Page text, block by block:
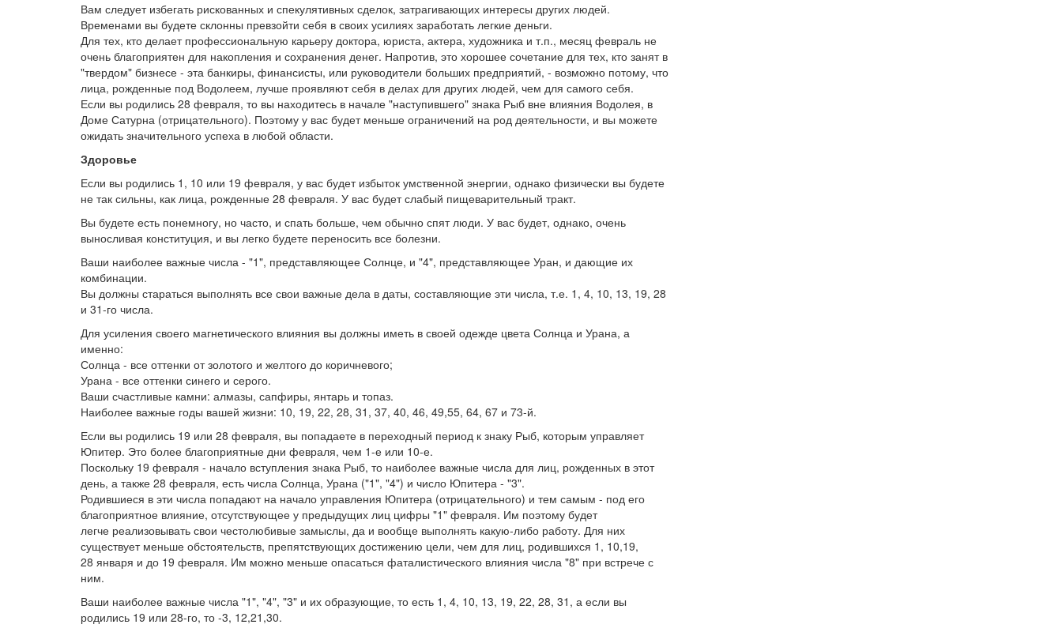
Вам следует избегать рискованных и спекулятивных сделок, затрагивающих интересы других людей.
Временами вы будете склонны превзойти себя в своих усилиях заработать легкие деньги.
Для тех, кто делает профессиональную карьеру доктора, юриста, актера, художника и т.п., месяц февраль не
очень благоприятен для накопления и сохранения денег. Напротив, это хорошее сочетание для тех, кто занят в
"твердом" бизнесе - эта банкиры, финансисты, или руководители больших предприятий, - возможно потому, что
лица, рожденные под Водолеем, лучше проявляют себя в делах для других людей, чем для самого себя.
Если вы родились 28 февраля, то вы находитесь в начале "наступившего" знака Рыб вне влияния Водолея, в
Доме Сатурна (отрицательного). Поэтому у вас будет меньше ограничений на род деятельности, и вы можете
ожидать значительного успеха в любой области.
Здоровье
Если вы родились 1, 10 или 19 февраля, у вас будет избыток умственной энергии, однако физически вы будете
не так сильны, как лица, рожденные 28 февраля. У вас будет слабый пищеварительный тракт.
Вы будете есть понемногу, но часто, и спать больше, чем обычно спят люди. У вас будет, однако, очень
выносливая конституция, и вы легко будете переносить все болезни.
Ваши наиболее важные числа - "1", представляющее Солнце, и "4", представляющее Уран, и дающие их
комбинации.
Вы должны стараться выполнять все свои важные дела в даты, составляющие эти числа, т.е. 1, 4, 10, 13, 19, 28
и 31-го числа.
Для усиления своего магнетического влияния вы должны иметь в своей одежде цвета Солнца и Урана, а
именно:
Солнца - все оттенки от золотого и желтого до коричневого;
Урана - все оттенки синего и серого.
Ваши счастливые камни: алмазы, сапфиры, янтарь и топаз.
Наиболее важные годы вашей жизни: 10, 19, 22, 28, 31, 37, 40, 46, 49,55, 64, 67 и 73-й.
Если вы родились 19 или 28 февраля, вы попадаете в переходный период к знаку Рыб, которым управляет
Юпитер. Это более благоприятные дни февраля, чем 1-е или 10-е.
Поскольку 19 февраля - начало вступления знака Рыб, то наиболее важные числа для лиц, рожденных в этот
день, а также 28 февраля, есть числа Солнца, Урана ("1", "4") и число Юпитера - "3".
Родившиеся в эти числа попадают на начало управления Юпитера (отрицательного) и тем самым - под его
благоприятное влияние, отсутствующее у предыдущих лиц цифры "1" февраля. Им поэтому будет
легче реализовывать свои честолюбивые замыслы, да и вообще выполнять какую-либо работу. Для них
существует меньше обстоятельств, препятствующих достижению цели, чем для лиц, родившихся 1, 10,19,
28 января и до 19 февраля. Им можно меньше опасаться фаталистического влияния числа "8" при встрече с
ним.
Ваши наиболее важные числа "1", "4", "3" и их образующие, то есть 1, 4, 10, 13, 19, 22, 28, 31, а если вы
родились 19 или 28-го, то -3, 12,21,30.